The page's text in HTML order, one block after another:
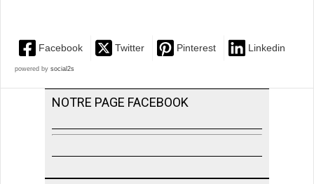
Facebook Twitter Pinterest Linkedin
powered by social2s
NOTRE PAGE FACEBOOK